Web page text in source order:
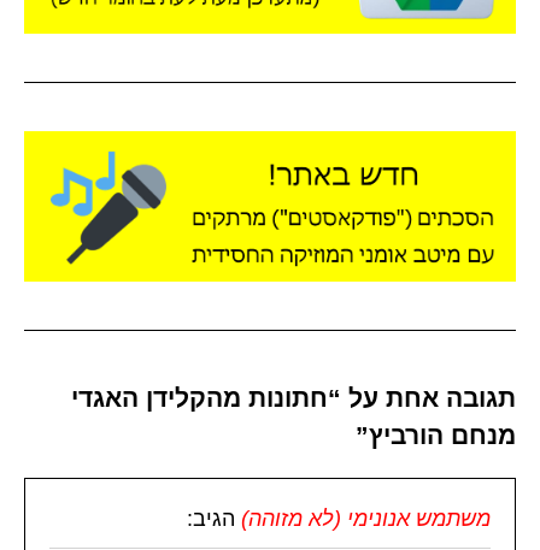
תגובה אחת על “חתונות מהקלידן האגדי
מנחם הורביץ”
משתמש אנונימי (לא מזוהה) הגיב: